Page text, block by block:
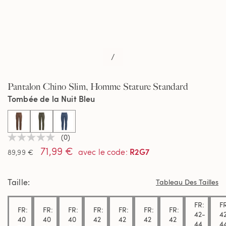
/
Pantalon Chino Slim, Homme Stature Standard
Aucune
valeur
de
sur
même
page.
(0)
89,99 €
71,99 € avec le code: R2G7
Tombée de la Nuit Bleu
selected
Taille Tableau Des Tailles
FR:
40
FR:
40
FR:
40
FR:
42
FR:
42
FR:
42
FR:
42
FR:
42-
44